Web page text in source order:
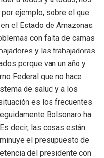
ejemplo, sobre el que
el Estado de Amazonas
con falta de camas
y las trabajadoras
porque van un año y
Federal que no hace
de salud y a los
es los frecuentes
Bolsonaro ha
decir, las cosas están
el presupuesto de
del presidente con